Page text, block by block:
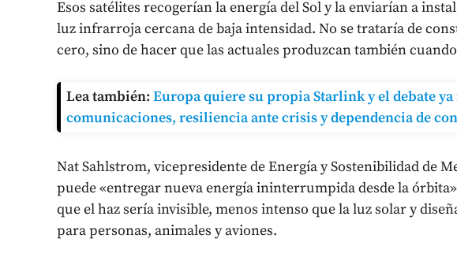
Esos satélites recogerían la energía del Sol y la enviarían a
luz infrarroja cercana de baja intensidad. No se trataría de
cero, sino de hacer que las actuales produzcan también
Lea también: Europa quiere su propia Starlink y el debate
comunicaciones, resiliencia ante crisis y dependencia de
Nat Sahlstrom, vicepresidente de Energía y Sostenibilidad de
puede «entregar nueva energía ininterrumpida desde la
que el haz sería invisible, menos intenso que la luz solar y
para personas, animales y aviones.